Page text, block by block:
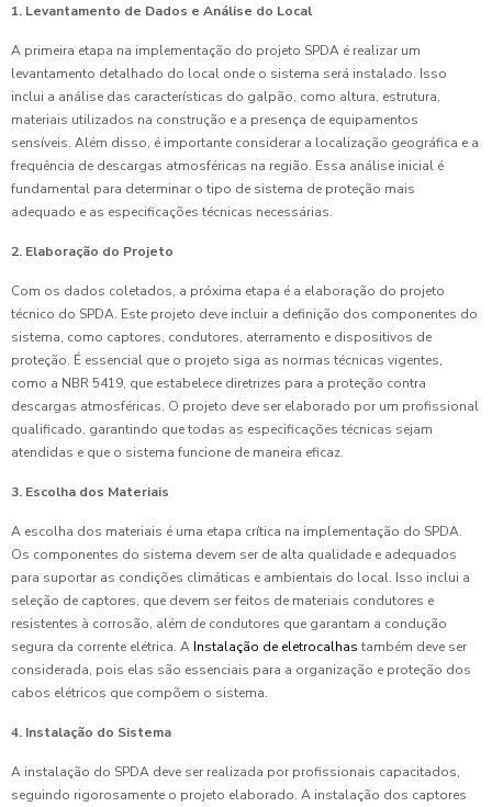
1. Levantamento de Dados e Análise do Local
A primeira etapa na implementação do projeto SPDA é realizar um
levantamento detalhado do local onde o sistema será instalado. Isso
inclui a análise das características do galpão, como altura, estrutura,
materiais utilizados na construção e a presença de equipamentos
sensíveis. Além disso, é importante considerar a localização geográfica e a
frequência de descargas atmosféricas na região. Essa análise inicial é
fundamental para determinar o tipo de sistema de proteção mais
adequado e as especificações técnicas necessárias.
2. Elaboração do Projeto
Com os dados coletados, a próxima etapa é a elaboração do projeto
técnico do SPDA. Este projeto deve incluir a definição dos componentes do
sistema, como captores, condutores, aterramento e dispositivos de
proteção. É essencial que o projeto siga as normas técnicas vigentes,
como a NBR 5419, que estabelece diretrizes para a proteção contra
descargas atmosféricas. O projeto deve ser elaborado por um profissional
qualificado, garantindo que todas as especificações técnicas sejam
atendidas e que o sistema funcione de maneira eficaz.
3. Escolha dos Materiais
A escolha dos materiais é uma etapa crítica na implementação do SPDA.
Os componentes do sistema devem ser de alta qualidade e adequados
para suportar as condições climáticas e ambientais do local. Isso inclui a
seleção de captores, que devem ser feitos de materiais condutores e
resistentes à corrosão, além de condutores que garantam a condução
segura da corrente elétrica. A Instalação de eletrocalhas também deve ser
considerada, pois elas são essenciais para a organização e proteção dos
cabos elétricos que compõem o sistema.
4. Instalação do Sistema
A instalação do SPDA deve ser realizada por profissionais capacitados,
seguindo rigorosamente o projeto elaborado. A instalação dos captores